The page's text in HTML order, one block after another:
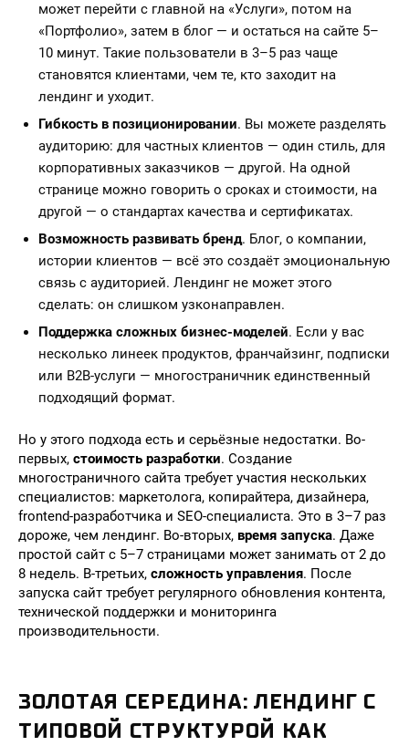
может перейти с главной на «Услуги», потом на
«Портфолио», затем в блог — и остаться на сайте 5–
10 минут. Такие пользователи в 3–5 раз чаще
становятся клиентами, чем те, кто заходит на
лендинг и уходит.
Гибкость в позиционировании. Вы можете разделять
аудиторию: для частных клиентов — один стиль, для
корпоративных заказчиков — другой. На одной
странице можно говорить о сроках и стоимости, на
другой — о стандартах качества и сертификатах.
Возможность развивать бренд. Блог, о компании,
истории клиентов — всё это создаёт эмоциональную
связь с аудиторией. Лендинг не может этого
сделать: он слишком узконаправлен.
Поддержка сложных бизнес-моделей. Если у вас
несколько линеек продуктов, франчайзинг, подписки
или B2B-услуги — многостраничник единственный
подходящий формат.
Но у этого подхода есть и серьёзные недостатки. Во-
первых, стоимость разработки. Создание
многостраничного сайта требует участия нескольких
специалистов: маркетолога, копирайтера, дизайнера,
frontend-разработчика и SEO-специалиста. Это в 3–7 раз
дороже, чем лендинг. Во-вторых, время запуска. Даже
простой сайт с 5–7 страницами может занимать от 2 до
8 недель. В-третьих, сложность управления. После
запуска сайт требует регулярного обновления контента,
технической поддержки и мониторинга
производительности.
ЗОЛОТАЯ СЕРЕДИНА: ЛЕНДИНГ С
ТИПОВОЙ СТРУКТУРОЙ КАК